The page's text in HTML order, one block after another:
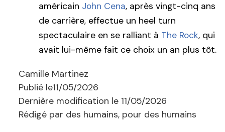
américain John Cena, après vingt-cinq ans
de carrière, effectue un heel turn
spectaculaire en se ralliant à The Rock, qui
avait lui-même fait ce choix un an plus tôt.
Camille Martinez
Publié le11/05/2026
Dernière modification le 11/05/2026
Rédigé par des humains, pour des humains